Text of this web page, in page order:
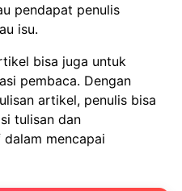
pendapat penulis
isu.
bisa juga untuk
pembaca. Dengan
artikel, penulis bisa
tulisan dan
mencapai